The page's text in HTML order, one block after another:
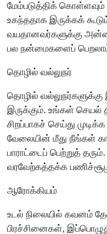
மேம்படுத்திக்
உகந்ததாக இருக்கக்
வயதானவர்களுக்கு
பல நன்மைகளைப்
தொழில் வல்லுநர்
தொழில் வல்லுநர்களுக்கு
இருக்கும். உங்கள்
சிறப்பாகச் செய்து
வேலையின் மீது நீங்கள்
பாராட்டைப் பெற்றுத்
வரவேற்கத்தக்க
ஆரோக்கியம்
உடல் நிலையில் கவனம்
பிரச்சினைகள்,